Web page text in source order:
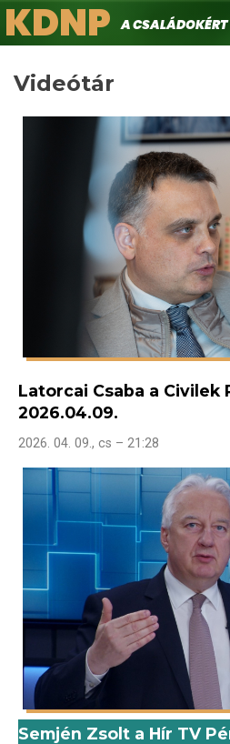
Ugrás
a
Keresés
KDNPA családokért.
Videótár
Latorcai Csaba a Civilek
2026.04.09.
2026. 04. 09., cs – 21:28
Semjén Zsolt a Hír TV